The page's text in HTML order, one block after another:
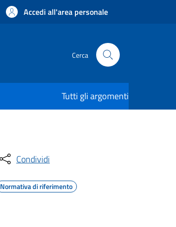
Accedi all'area personale
Cerca
Tutti gli argomenti
Condividi
Normativa di riferimento